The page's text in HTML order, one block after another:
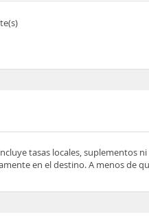
tasas locales, suplementos
en el destino. A menos de